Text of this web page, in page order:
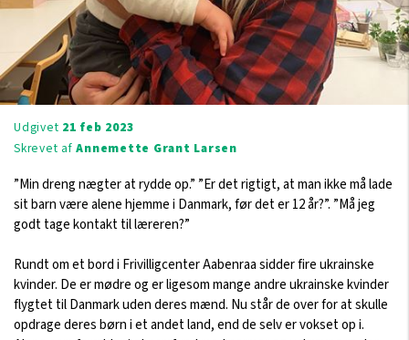
Udgivet 21 feb 2023
Skrevet afAnnemette Grant Larsen
”Min dreng nægter at rydde op.” ”Er det rigtigt, at man ikke må lade
sit barn være alene hjemme i Danmark, før det er 12 år?”. ”Må jeg
godt tage kontakt til læreren?”
Rundt om et bord i Frivilligcenter Aabenraa sidder fire ukrainske
kvinder. De er mødre og er ligesom mange andre ukrainske kvinder
flygtet til Danmark uden deres mænd. Nu står de over for at skulle
opdrage deres børn i et andet land, end de selv er vokset op i.